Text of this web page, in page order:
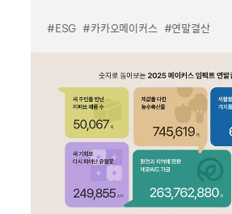
#ESG #카카오메이커스 #연말결산